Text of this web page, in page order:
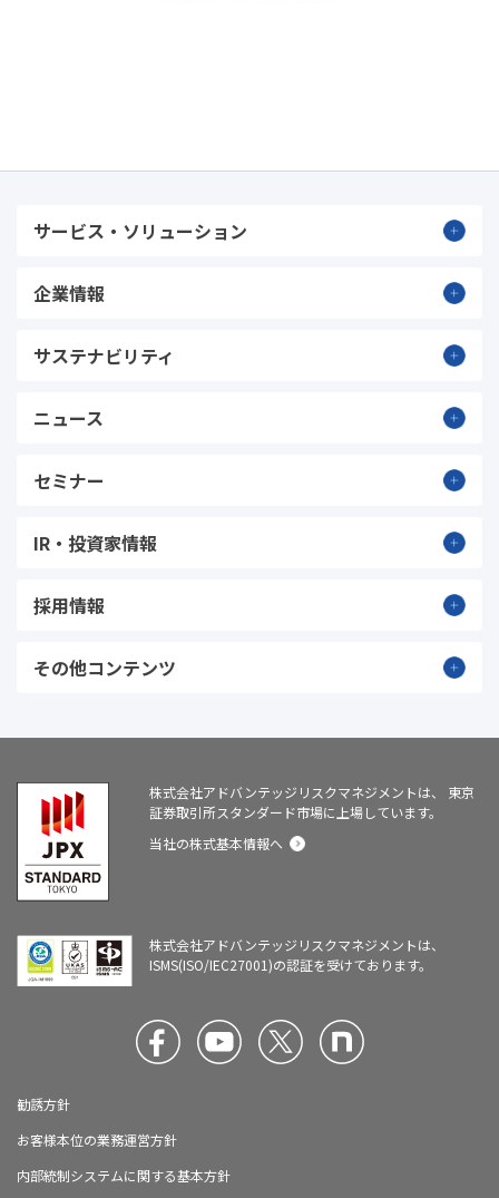
サービス・ソリューション
企業情報
サステナビリティ
ニュース
セミナー
IR・投資家情報
採用情報
その他コンテンツ
株式会社アドバンテッジリスクマネジメントは、
東京
証券取引所スタンダード市場に上場しています。
当社の株式基本情報へ
株式会社アドバンテッジリスクマネジメントは、
ISMS(ISO/IEC27001)の認証を受けております。
勧誘方針
お客様本位の業務運営方針
内部統制システムに関する基本方針